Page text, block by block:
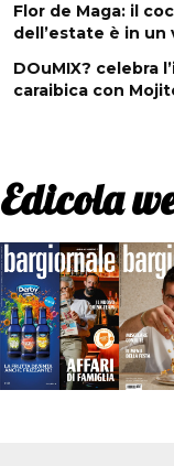
Flor de Maga: il
dell’estate è in
DOuMIX? celebra
caraibica con
Edicola